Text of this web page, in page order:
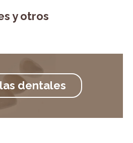
y otros
dentales